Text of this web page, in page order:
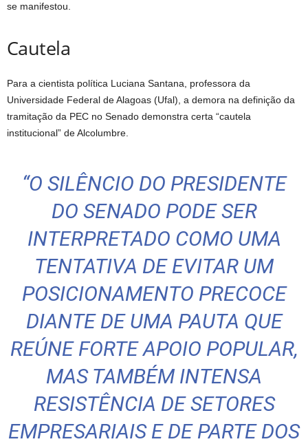
se manifestou.
Cautela
Para a cientista política Luciana Santana, professora da
Universidade Federal de Alagoas (Ufal), a demora na definição da
tramitação da PEC no Senado demonstra certa “cautela
institucional” de Alcolumbre.
“O SILÊNCIO DO PRESIDENTE
DO SENADO PODE SER
INTERPRETADO COMO UMA
TENTATIVA DE EVITAR UM
POSICIONAMENTO PRECOCE
DIANTE DE UMA PAUTA QUE
REÚNE FORTE APOIO POPULAR,
MAS TAMBÉM INTENSA
RESISTÊNCIA DE SETORES
EMPRESARIAIS E DE PARTE DOS